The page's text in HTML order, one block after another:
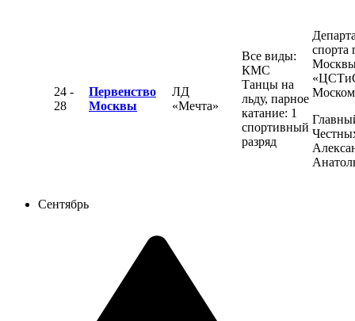
24 -
28
Первенство
Москвы
ЛД
«Мечта»
Все виды:
КМС
Танцы на
льду, парное
катание: 1
спортивный
разряд
спорта
Сентябрь